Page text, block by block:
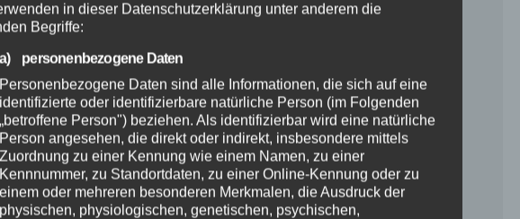
in dieser Datenschutzerklärung unter anderem die
Begriffe:
a) personenbezogene Daten
Personenbezogene Daten sind alle Informationen, die sich auf eine
identifizierte oder identifizierbare natürliche Person (im Folgenden
„betroffene Person") beziehen. Als identifizierbar wird eine natürliche
Person angesehen, die direkt oder indirekt, insbesondere mittels
Zuordnung zu einer Kennung wie einem Namen, zu einer
Kennnummer, zu Standortdaten, zu einer Online-Kennung oder zu
einem oder mehreren besonderen Merkmalen, die Ausdruck der
physischen, physiologischen, genetischen, psychischen,